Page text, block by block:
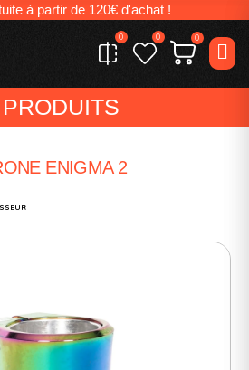
à partir de 120€ d'achat !
0 0 0
ENIGMA 2